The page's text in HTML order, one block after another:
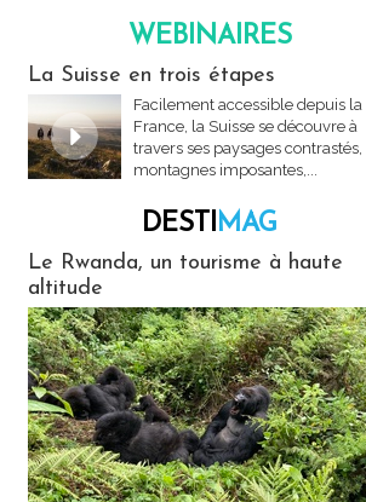
WEBINAIRES
La Suisse en trois étapes
Facilement accessible depuis la
France, la Suisse se découvre à
travers ses paysages contrastés,
montagnes imposantes,...
DESTIMAG
Le Rwanda, un tourisme à haute
altitude